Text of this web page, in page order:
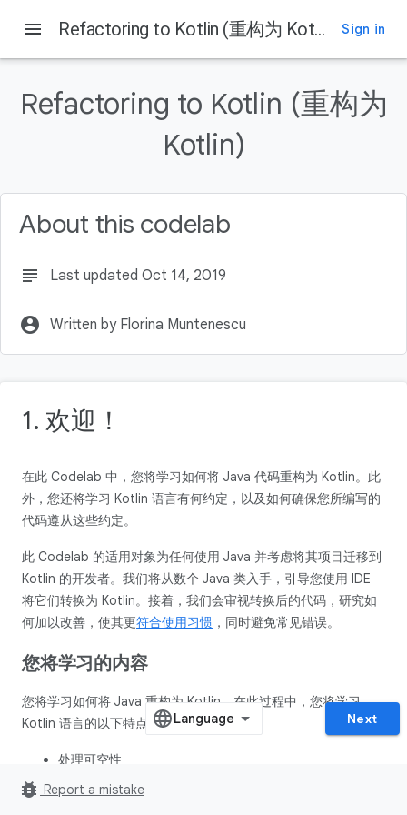
menu Refactoring to Kotlin (重构为 Kotlin) Sign in
Refactoring to Kotlin (重构为
Kotlin)
About this codelab
subject Last updated Oct 14, 2019
account_circle Written by Florina Muntenescu
1. 欢迎！
在此 Codelab 中，您将学习如何将 Java 代码重构为 Kotlin。此
外，您还将学习 Kotlin 语言有何约定，以及如何确保您所编写的
代码遵从这些约定。
此 Codelab 的适用对象为任何使用 Java 并考虑将其项目迁移到
Kotlin 的开发者。我们将从数个 Java 类入手，引导您使用 IDE
将它们转换为 Kotlin。接着，我们会审视转换后的代码，研究如
何加以改善，使其更符合使用习惯 ，同时避免常见错误。
您将学习的内容
您将学习如何将 Java 重构为 Kotlin。在此过程中，您将学习
Kotlin 语言的以下特点和概念：
处理可空性
实现单一实例
Next
bug_report Report a mistake